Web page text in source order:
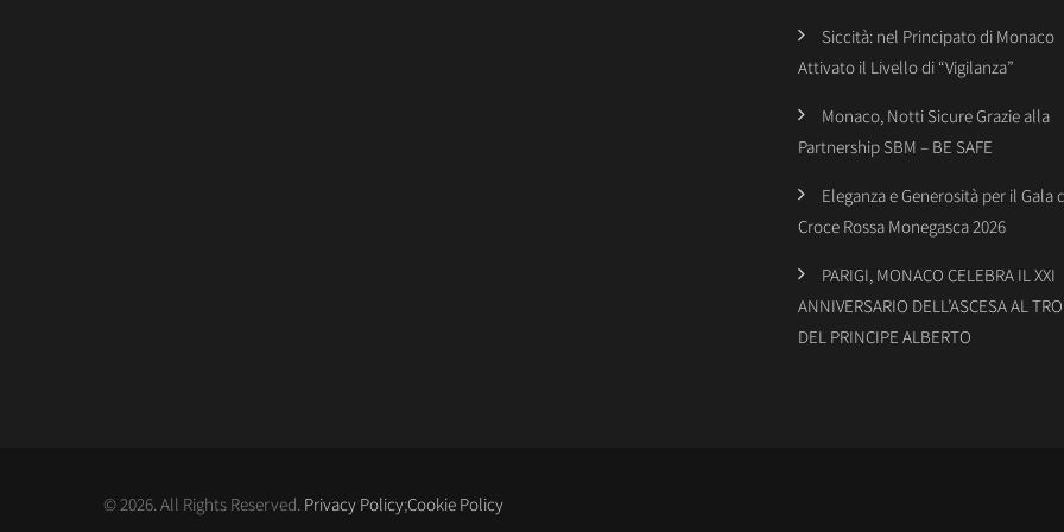
Siccità: nel Principato di Monaco
Attivato il Livello di “Vigilanza”
Monaco, Notti Sicure Grazie alla
Partnership SBM – BE SAFE
Eleganza e Generosità per il Gala
Croce Rossa Monegasca 2026
PARIGI, MONACO CELEBRA IL XXI
ANNIVERSARIO DELL’ASCESA AL
DEL PRINCIPE ALBERTO
© 2026. All Rights Reserved. Privacy Policy;Cookie Policy